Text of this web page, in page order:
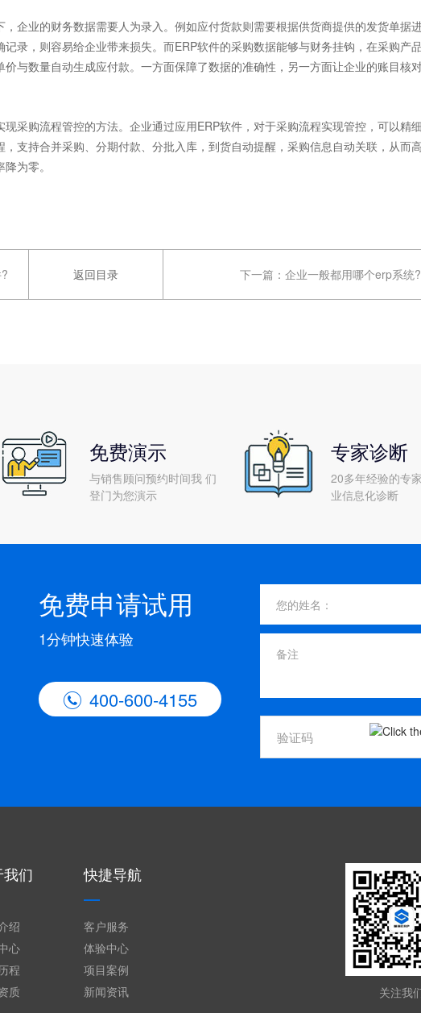
企业的财务数据需要人为录入。例如应付货款则需要根据供货商提供的发货单据
录，则容易给企业带来损失。而ERP软件的采购数据能够与财务挂钩，在采购产
与数量自动生成应付款。一方面保障了数据的准确性，另一方面让企业的账目核
购流程管控的方法。企业通过应用ERP软件，对于采购流程实现管控，可以精
支持合并采购、分期付款、分批入库，到货自动提醒，采购信息自动关联，从而
为零。
返回目录 下一篇： 企业一般都用哪个erp系统?
免费演示
与销售顾问预约时间我 们
登门为您演示
专家诊断
20多年经验的专
业信息化诊断
免费申请试用
1分钟快速体验
 400-600-4155
们
绍
心
程
质
快捷导航
客户服务
体验中心
项目案例
新闻资讯
关注我